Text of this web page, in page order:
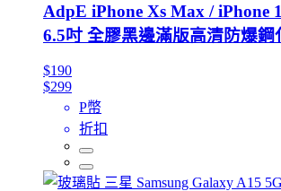
AdpE iPhone Xs Max / iPhone
6.5吋 全膠黑邊滿版高清防爆鋼
$190
$299
P幣
折扣